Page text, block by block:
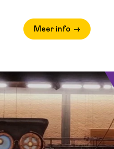
Meer info